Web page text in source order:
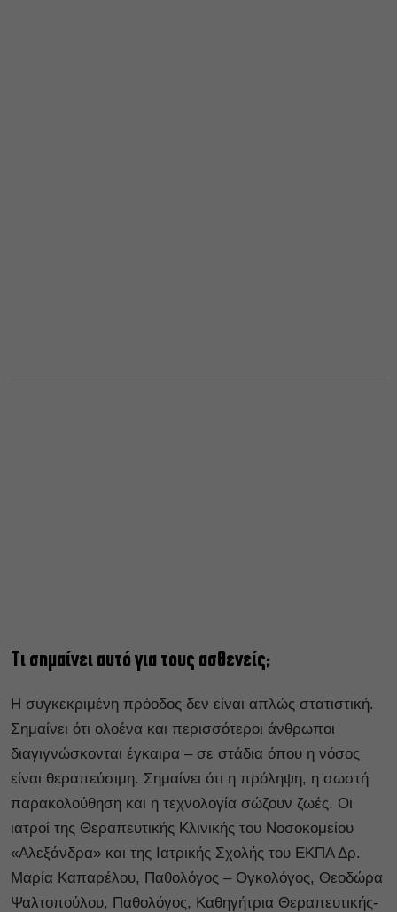
Τι σημαίνει αυτό για τους ασθενείς;
Η συγκεκριμένη πρόοδος δεν είναι απλώς στατιστική.
Σημαίνει ότι ολοένα και περισσότεροι άνθρωποι
διαγιγνώσκονται έγκαιρα – σε στάδια όπου η νόσος
είναι θεραπεύσιμη. Σημαίνει ότι η πρόληψη, η σωστή
παρακολούθηση και η τεχνολογία σώζουν ζωές. Οι
ιατροί της Θεραπευτικής Κλινικής του Νοσοκομείου
«Αλεξάνδρα» και της Ιατρικής Σχολής του ΕΚΠΑ Δρ.
Μαρία Καπαρέλου, Παθολόγος – Ογκολόγος, Θεοδώρα
Ψαλτοπούλου, Παθολόγος, Καθηγήτρια Θεραπευτικής-